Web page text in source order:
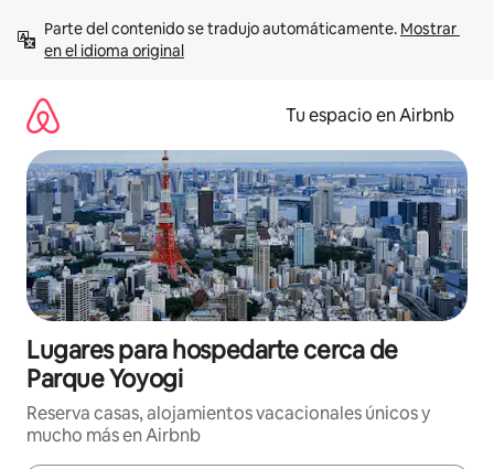
contenido
Parte del contenido se tradujo automáticamente. Mostrar
en el idioma original
Tu espacio en Airbnb
Lugares para hospedarte cerca de
Parque Yoyogi
Reserva casas, alojamientos vacacionales únicos y
mucho más en Airbnb